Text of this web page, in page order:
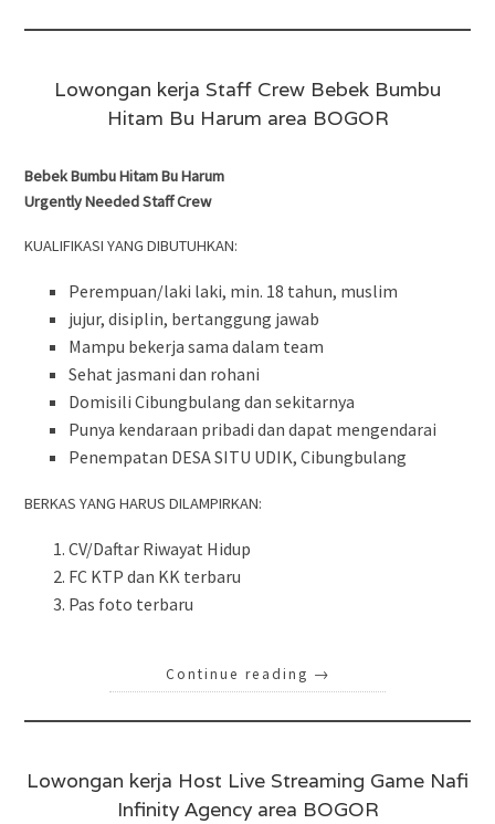
Lowongan kerja Staff Crew Bebek Bumbu
Hitam Bu Harum area BOGOR
Bebek Bumbu Hitam Bu Harum
Urgently Needed Staff Crew
KUALIFIKASI YANG DIBUTUHKAN:
Perempuan/laki laki, min. 18 tahun, muslim
jujur, disiplin, bertanggung jawab
Mampu bekerja sama dalam team
Sehat jasmani dan rohani
Domisili Cibungbulang dan sekitarnya
Punya kendaraan pribadi dan dapat mengendarai
Penempatan DESA SITU UDIK, Cibungbulang
BERKAS YANG HARUS DILAMPIRKAN:
CV/Daftar Riwayat Hidup
FC KTP dan KK terbaru
Pas foto terbaru
Continue reading →
Lowongan kerja Host Live Streaming Game Nafi
Infinity Agency area BOGOR